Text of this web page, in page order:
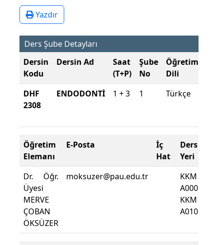
Yazdır
Ders Şube Detayları
Dersin
Kodu
Dersin Ad
Saat
(T+P)
Şube
No
Öğretim
Dili
DHF
2308
ENDODONTİ 1 + 3 1 Türkçe
Öğretim
Elemanı
E-Posta
İç
Hat
Ders
Yeri
Dr. Öğr.
Üyesi
MERVE
ÇOBAN
ÖKSÜZER
moksuzer@pau.edu.tr
KKM
A0006
KKM
A0105